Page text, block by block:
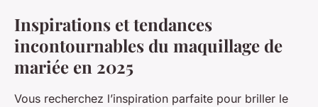
Inspirations et tendances
incontournables du maquillage de
mariée en 2025
Vous recherchez l’inspiration parfaite pour briller le